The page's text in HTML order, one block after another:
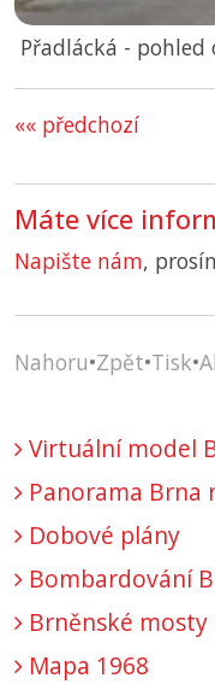
Přadlácká - pohled
«« předchozí
Máte více
Napište nám,
Nahoru•Zpět•Tisk•
Virtuální model
Panorama Brna
Dobové plány
Bombardování
Brněnské mosty
Mapa 1968